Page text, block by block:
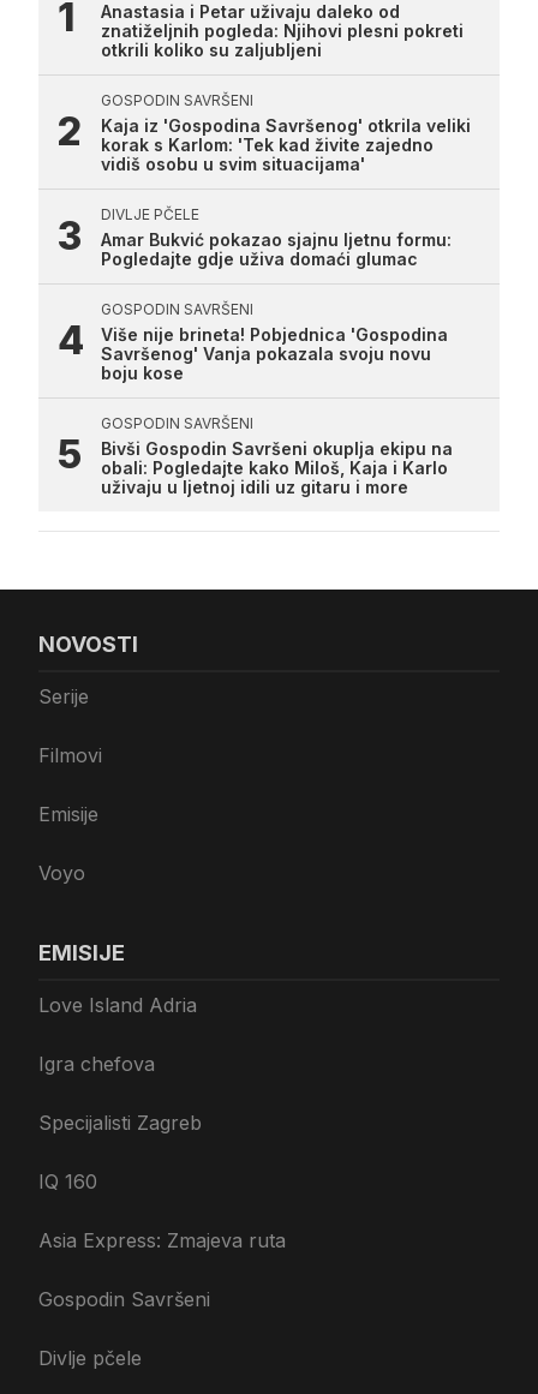
Anastasia i Petar uživaju daleko od
znatiželjnih pogleda: Njihovi plesni pokreti
otkrili koliko su zaljubljeni
GOSPODIN SAVRŠENI
Kaja iz 'Gospodina Savršenog' otkrila veliki
korak s Karlom: 'Tek kad živite zajedno
vidiš osobu u svim situacijama'
DIVLJE PČELE
Amar Bukvić pokazao sjajnu ljetnu formu:
Pogledajte gdje uživa domaći glumac
GOSPODIN SAVRŠENI
Više nije brineta! Pobjednica 'Gospodina
Savršenog' Vanja pokazala svoju novu
boju kose
GOSPODIN SAVRŠENI
Bivši Gospodin Savršeni okuplja ekipu na
obali: Pogledajte kako Miloš, Kaja i Karlo
uživaju u ljetnoj idili uz gitaru i more
NOVOSTI
Serije
Filmovi
Emisije
Voyo
EMISIJE
Love Island Adria
Igra chefova
Specijalisti Zagreb
IQ 160
Asia Express: Zmajeva ruta
Gospodin Savršeni
Divlje pčele